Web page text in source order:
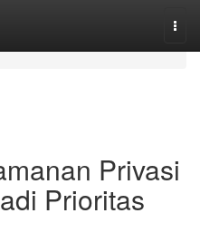
Privasi
Prioritas